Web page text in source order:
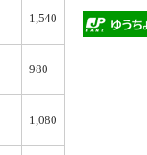
1,540
980
1,080